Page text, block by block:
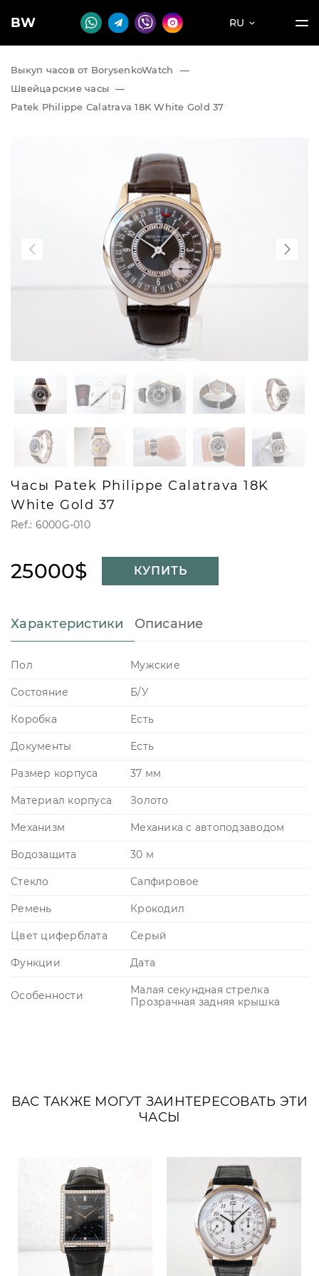
BW RU
Выкуп часов от BorysenkoWatch
—
Швейцарские часы —
Patek Philippe Calatrava 18K White Gold 37
Часы Patek Philippe Calatrava 18K
White Gold 37
Ref.: 6000G-010
25000$ КУПИТЬ
Характеристики Описание
Пол Мужские
Состояние Б/У
Коробка Есть
Документы Есть
Размер корпуса 37 мм
Материал корпуса Золото
Механизм Механика с автоподзаводом
Водозащита 30 м
Стекло Сапфировое
Ремень Крокодил
Цвет циферблата Серый
Функции Дата
Особенности
Малая секундная стрелка
Прозрачная задняя крышка
ВАС ТАКЖЕ МОГУТ ЗАИНТЕРЕСОВАТЬ ЭТИ
ЧАСЫ